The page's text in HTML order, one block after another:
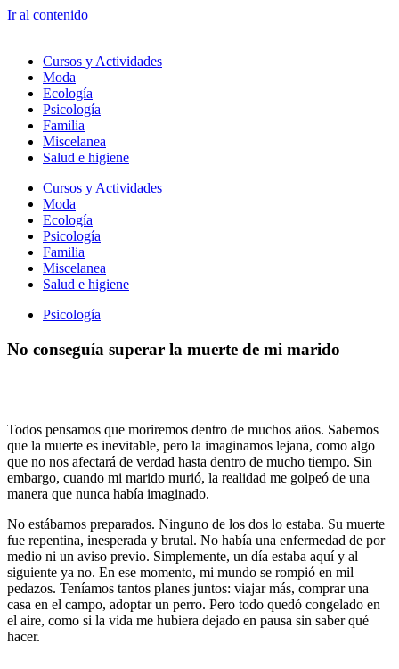
Ir al contenido
Cursos y Actividades
Moda
Ecología
Psicología
Familia
Miscelanea
Salud e higiene
Cursos y Actividades
Moda
Ecología
Psicología
Familia
Miscelanea
Salud e higiene
Psicología
No conseguía superar la muerte de mi marido
Todos pensamos que moriremos dentro de muchos años. Sabemos
que la muerte es inevitable, pero la imaginamos lejana, como algo
que no nos afectará de verdad hasta dentro de mucho tiempo. Sin
embargo, cuando mi marido murió, la realidad me golpeó de una
manera que nunca había imaginado.
No estábamos preparados. Ninguno de los dos lo estaba. Su muerte
fue repentina, inesperada y brutal. No había una enfermedad de por
medio ni un aviso previo. Simplemente, un día estaba aquí y al
siguiente ya no. En ese momento, mi mundo se rompió en mil
pedazos. Teníamos tantos planes juntos: viajar más, comprar una
casa en el campo, adoptar un perro. Pero todo quedó congelado en
el aire, como si la vida me hubiera dejado en pausa sin saber qué
hacer.